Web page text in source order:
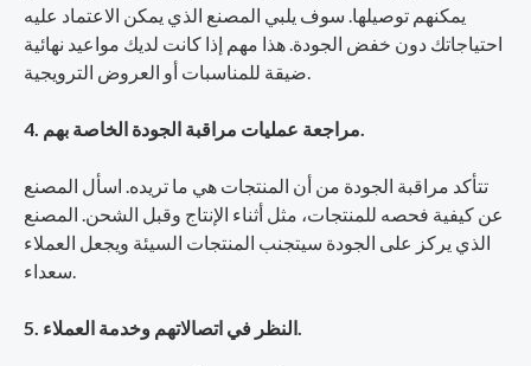
يمكنهم توصيلها. سوف يلبي المصنع الذي يمكن الاعتماد عليه
احتياجاتك دون خفض الجودة. هذا مهم إذا كانت لديك مواعيد نهائية
ضيقة للمناسبات أو العروض الترويجية.
4. مراجعة عمليات مراقبة الجودة الخاصة بهم.
تتأكد مراقبة الجودة من أن المنتجات هي ما تريده. اسأل المصنع
عن كيفية فحصه للمنتجات، مثل أثناء الإنتاج وقبل الشحن. المصنع
الذي يركز على الجودة سيتجنب المنتجات السيئة ويجعل العملاء
سعداء.
5. النظر في اتصالاتهم وخدمة العملاء.